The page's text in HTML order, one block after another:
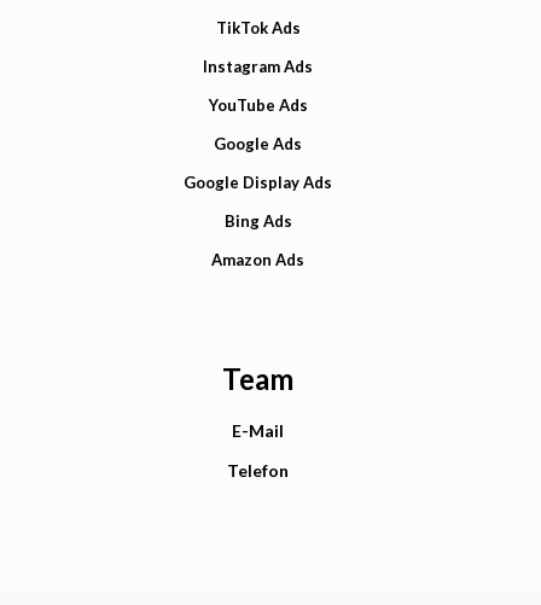
TikTok Ads
Instagram Ads
YouTube Ads
Google Ads
Google Display Ads
Bing Ads
Amazon Ads
Team
E-Mail
Telefon